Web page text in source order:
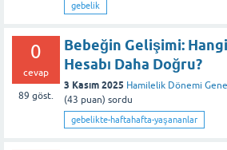
gebelik
0
cevap
89 göst.
Bebeğin Gelişimi:
Hesabı Daha Doğru?
3 Kasım 2025 Hamilelik Dönemi
(43 puan) sordu
gebelikte-haftahafta-yaşananlar